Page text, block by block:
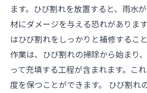
ます。ひび割れを放置すると、雨水
材にダメージを与える恐れがありま
はひび割れをしっかりと補修するこ
作業は、ひび割れの掃除から始まり
って充填する工程が含まれます。こ
度を保つことができます。 ひび割れ